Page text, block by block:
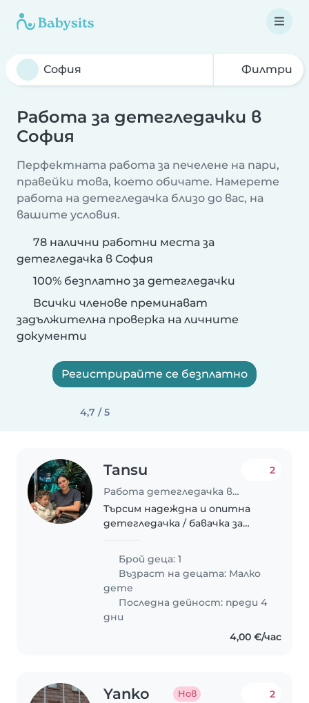
Филтри
Работа за детегледачки в
София
Перфектната работа за печелене на пари,
правейки това, което обичате. Намерете
работа на детегледачка близо до вас, на
вашите условия.
78 налични работни места за
детегледачка в София
100% безплатно за детегледачки
Всички членове преминават
задължителна проверка на личните
документи
Регистрирайте се безплатно
4,7 / 5
Tansu
Работа детегледачка в София
2
Търсим надеждна и опитна
детегледачка / бавачка за
креативна 3-годишна дъщеря.
Нашите очаквания: През
сутринта до обяд: • Активни
двигателни занимания с
детето,..
Брой деца: 1
Възраст на децата: Малко
дете
Последна дейност: преди 4
дни
4,00 €/час
Yanko Нов 2